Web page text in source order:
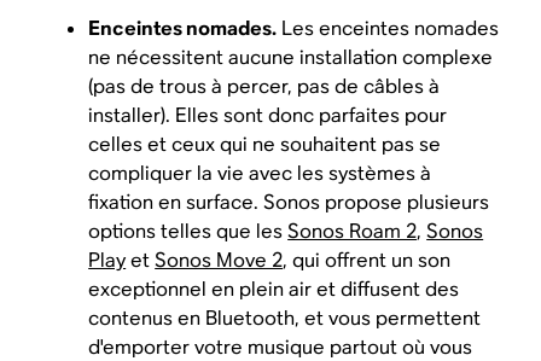
Enceintes nomades. Les enceintes nomades
ne nécessitent aucune installation complexe
(pas de trous à percer, pas de câbles à
installer). Elles sont donc parfaites pour
celles et ceux qui ne souhaitent pas se
compliquer la vie avec les systèmes à
fixation en surface. Sonos propose plusieurs
options telles que lesSonos Roam 2,Sonos
PlayetSonos Move 2, qui offrent un son
exceptionnel en plein air et diffusent des
contenus en Bluetooth, et vous permettent
d'emporter votre musique partout où vous